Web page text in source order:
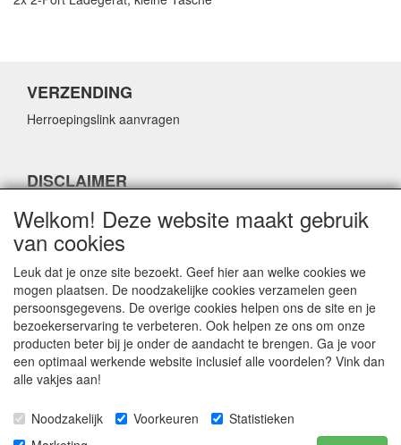
VERZENDING
Herroepingslink aanvragen
DISCLAIMER
Herroepingslink aanvragen
CONTACTGEGEVENS
Fabulous Sales
Grotestraat 69C
5141 JN Waalwijk
E-mail:info@fabuloussales.nl
Telefoon:0416 - 33 14 13
Welkom! Deze website maakt gebruik
van cookies
Leuk dat je onze site bezoekt. Geef hier aan welke cookies we
mogen plaatsen. De noodzakelijke cookies verzamelen geen
persoonsgegevens. De overige cookies helpen ons de site en je
bezoekerservaring te verbeteren. Ook helpen ze ons om onze
producten beter bij je onder de aandacht te brengen. Ga je voor
een optimaal werkende website inclusief alle voordelen? Vink dan
alle vakjes aan!
Noodzakelijk Voorkeuren
Statistieken